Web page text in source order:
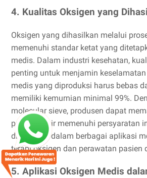
4. Kualitas Oksigen yang
Oksigen yang dihasilkan melalui
memenuhi standar ketat yang
medis. Dalam industri kesehatan,
penting untuk menjamin
medis yang diproduksi harus bebas
memiliki kemurnian minimal 99%.
molecular sieve, produsen dapat
produk akhir memenuhi persyaratan
digunakan dalam berbagai aplikasi
terapi oksigen dan perawatan pasien
5. Aplikasi Oksigen Medis